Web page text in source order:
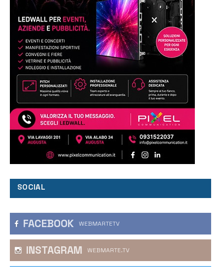
SOCIAL
FACEBOOK WEBMARTETV
INSTAGRAM WEBMARTE.TV